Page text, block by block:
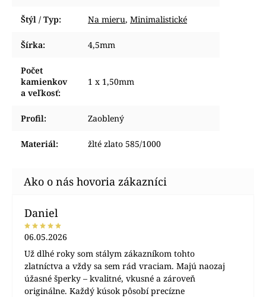
Štýl / Typ: Na mieru, Minimalistické
Šírka: 4,5mm
Počet
kamienkov
a veľkosť:
1 x 1,50mm
Profil: Zaoblený
Materiál: žlté zlato 585/1000
Daniel
06.05.2026
Už dlhé roky som stálym zákazníkom tohto
zlatníctva a vždy sa sem rád vraciam. Majú naozaj
úžasné šperky – kvalitné, vkusné a zároveň
originálne. Každý kúsok pôsobí precízne